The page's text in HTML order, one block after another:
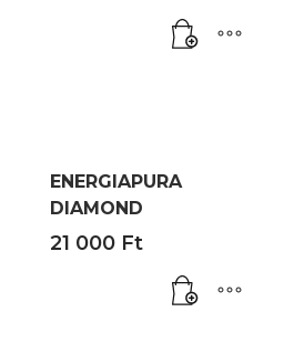
was:
is:
ENERGIAPURA
DIAMOND
21 000 Ft